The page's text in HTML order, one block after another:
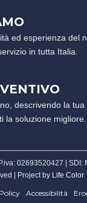
ed esperienza del
in tutta Italia.
descrivendo la
la soluzione migliore.
02693520427 | SDI:
| Project by Life Color
Accessibilità